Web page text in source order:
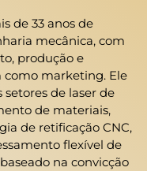
de 33 anos de
mecânica, com
produção e
como marketing. Ele
setores de laser de
de materiais,
de retificação CNC,
flexível de
na convicção